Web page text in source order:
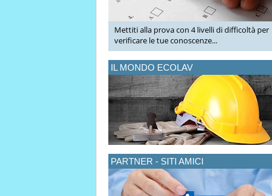
Mettiti alla prova con 4 livelli di difficoltà per
verificare le tue conoscenze...
IL MONDO ECOLAV
PARTNER - SITI AMICI